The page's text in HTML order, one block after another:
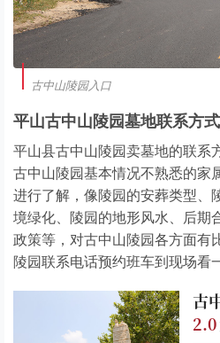
古中山陵园入口
平山古中山陵园墓地联系方
平山县古中山陵园卖墓地的联系
古中山陵园基本情况不熟悉的家
进行了解，像陵园的安葬类型、
境绿化、陵园的地形风水、后期
政策等，对古中山陵园各方面有
陵园联系电话预约班车到现场看
古
2.0